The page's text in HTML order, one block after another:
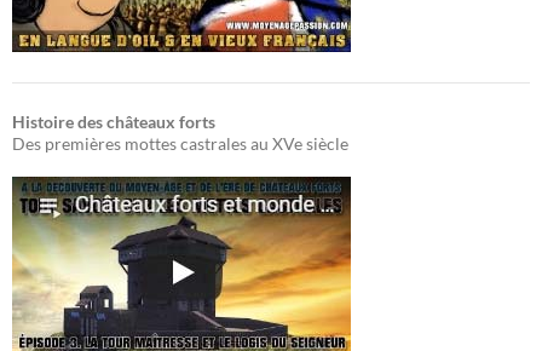
Histoire des châteaux forts
Des premières mottes castrales au XVe siècle